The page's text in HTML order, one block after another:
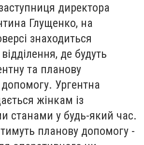
директора
Глущенко, на
знаходиться
де будуть
та планову
допомогу. Ургентна
жінкам із
станами у будь-який час.
планову допомогу -